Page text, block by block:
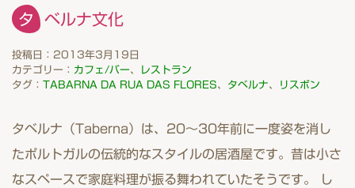
タベルナ文化
投稿日：2013年3月19日
カテゴリー： カフェ/バー、
レストラン
タグ： TABARNA DA RUA DAS FLORES、 タベルナ、 リスボン
タベルナ（Taberna）は、20〜30年前に一度姿を消し
たポルトガルの伝統的なスタイルの居酒屋です。昔は小さ
なスペースで家庭料理が振る舞われていたそうです。 し